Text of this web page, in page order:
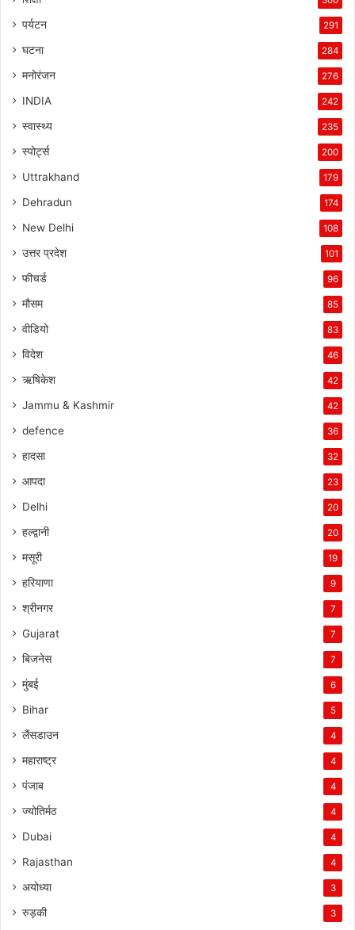
पर्यटन 291
घटना 284
मनोरंजन 276
INDIA 242
स्वास्थ्य 235
स्पोर्ट्स 200
Uttrakhand 179
Dehradun 174
New Delhi 108
उत्तर प्रदेश 101
फीचर्ड 96
मौसम 85
वीडियो 83
विदेश 46
ऋषिकेश 42
Jammu & Kashmir 42
defence 36
हादसा 32
आपदा 23
Delhi 20
हल्द्वानी 20
मसूरी 19
हरियाणा 9
श्रीनगर 7
Gujarat 7
बिजनेस 7
मुंबई 6
Bihar 5
लैंसडाउन 4
महाराष्ट्र 4
पंजाब 4
ज्योतिर्मठ 4
Dubai 4
Rajasthan 4
अयोध्या 3
रुड़की 3